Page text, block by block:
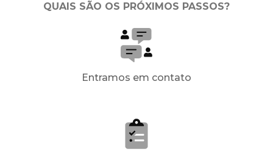
QUAIS SÃO OS PRÓXIMOS PASSOS?
Entramos em contato